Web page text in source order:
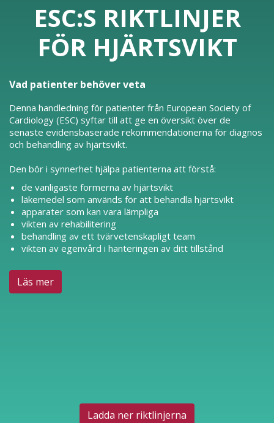
ESC:S RIKTLINJER
FÖR HJÄRTSVIKT
Vad patienter behöver veta
Denna handledning för patienter från European Society of
Cardiology (ESC) syftar till att ge en översikt över de
senaste evidensbaserade rekommendationerna för diagnos
och behandling av hjärtsvikt.
Den bör i synnerhet hjälpa patienterna att förstå:
de vanligaste formerna av hjärtsvikt
läkemedel som används för att behandla hjärtsvikt
apparater som kan vara lämpliga
vikten av rehabilitering
behandling av ett tvärvetenskapligt team
vikten av egenvård i hanteringen av ditt tillstånd
Läs mer
Ladda ner riktlinjerna